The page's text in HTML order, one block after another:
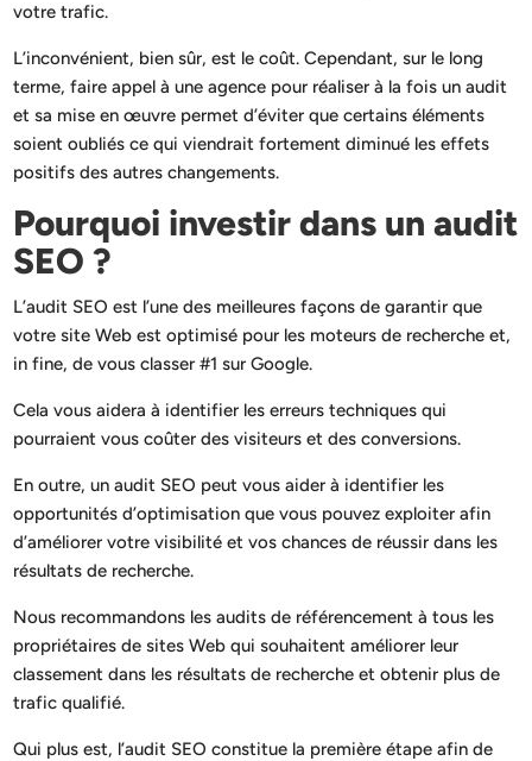
votre trafic.
L’inconvénient, bien sûr, est le coût. Cependant, sur le long
terme, faire appel à une agence pour réaliser à la fois un audit
et sa mise en œuvre permet d’éviter que certains éléments
soient oubliés ce qui viendrait fortement diminué les effets
positifs des autres changements.
Pourquoi investir dans un audit
SEO ?
L’audit SEO est l’une des meilleures façons de garantir que
votre site Web est optimisé pour les moteurs de recherche et,
in fine, de vous classer #1 sur Google.
Cela vous aidera à identifier les erreurs techniques qui
pourraient vous coûter des visiteurs et des conversions.
En outre, un audit SEO peut vous aider à identifier les
opportunités d’optimisation que vous pouvez exploiter afin
d’améliorer votre visibilité et vos chances de réussir dans les
résultats de recherche.
Nous recommandons les audits de référencement à tous les
propriétaires de sites Web qui souhaitent améliorer leur
classement dans les résultats de recherche et obtenir plus de
trafic qualifié.
Qui plus est, l’audit SEO constitue la première étape afin de